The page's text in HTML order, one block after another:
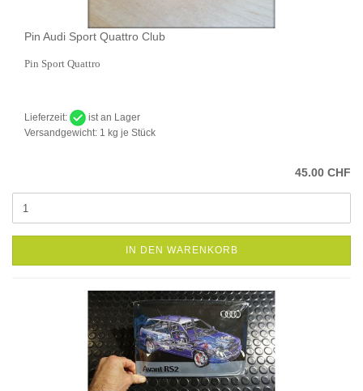
Pin Audi Sport Quattro Club
Pin Sport Quattro
Lieferzeit:
ist an Lager
Versandgewicht: 1 kg je Stück
45.00 CHF
IN DEN WARENKORB